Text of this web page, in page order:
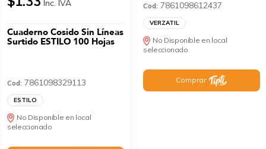
Inc. IVA
Cuaderno Cosido Sin Líneas
Surtido ESTILO 100 Hojas
Cod: 7861098329113
ESTILO
No Disponible en local
seleccionado
Cod: 7861098612437
VERZATIL
No Disponible en local
seleccionado
Comprar